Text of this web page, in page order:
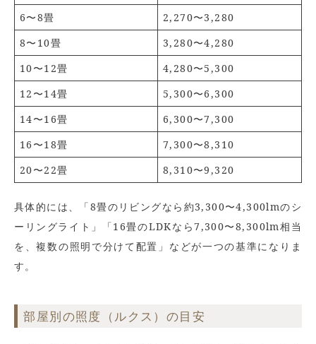
6〜8畳
2,270〜3,280
8〜10畳
3,280〜4,280
10〜12畳
4,280〜5,300
12〜14畳
5,300〜6,300
14〜16畳
6,300〜7,300
16〜18畳
7,300〜8,310
20〜22畳
8,310〜9,320
具体的には、「8畳のリビングなら約3,300〜4,300lmのシ
ーリングライト」「16畳のLDKなら7,300〜8,300lm相当
を、複数の照明で分けて配置」などが一つの基準になりま
す。
部屋別の照度（ルクス）の目安